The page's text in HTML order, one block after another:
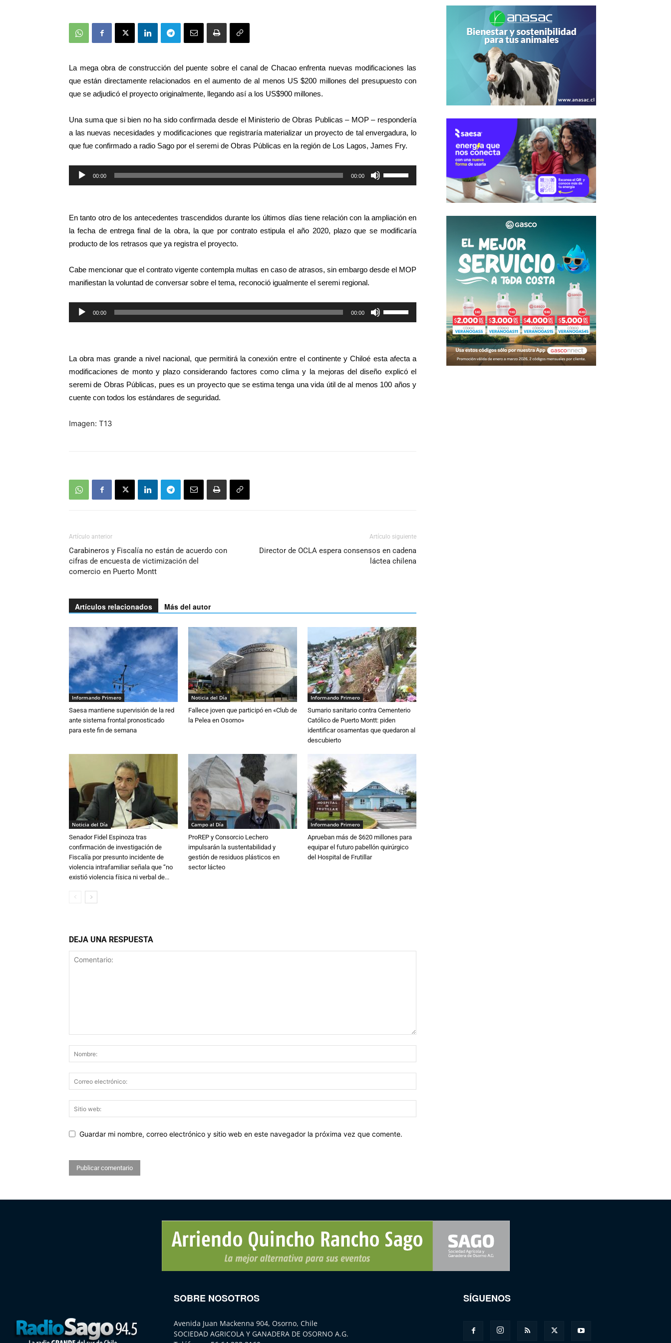
La mega obra de construcción del puente sobre el canal de Chacao enfrenta nuevas modificaciones las
que están directamente relacionados en el aumento de al menos US $200 millones del presupuesto con
que se adjudicó el proyecto originalmente, llegando así a los US$900 millones.
Una suma que si bien no ha sido confirmada desde el Ministerio de Obras Publicas – MOP – respondería
a las nuevas necesidades y modificaciones que registraría materializar un proyecto de tal envergadura, lo
que fue confirmado a radio Sago por el seremi de Obras Públicas en la región de Los Lagos, James Fry.
Reproductor
de
00:00 00:00
las
flecha
arriba/abajo
o
el
volumen.
En tanto otro de los antecedentes trascendidos durante los últimos días tiene relación con la ampliación en
la fecha de entrega final de la obra, la que por contrato estipula el año 2020, plazo que se modificaría
producto de los retrasos que ya registra el proyecto.
Cabe mencionar que el contrato vigente contempla multas en caso de atrasos, sin embargo desde el MOP
manifiestan la voluntad de conversar sobre el tema, reconoció igualmente el seremi regional.
Reproductor
de
00:00 00:00
las
flecha
arriba/abajo
para
La obra mas grande a nivel nacional, que permitirá la conexión entre el continente y Chiloé esta afecta a
modificaciones de monto y plazo considerando factores como clima y la mejoras del diseño explicó el
seremi de Obras Públicas, pues es un proyecto que se estima tenga una vida útil de al menos 100 años y
cuente con todos los estándares de seguridad.
Imagen: T13
Artículo anterior
Carabineros y Fiscalía no están de acuerdo con
cifras de encuesta de victimización del
comercio en Puerto Montt
Artículo siguiente
Director de OCLA espera consensos en cadena
láctea chilena
Artículos relacionados Más del autor
Informando Primero
Saesa mantiene supervisión de la red
ante sistema frontal pronosticado
para este fin de semana
Noticia del Día
Fallece joven que participó en «Club de
la Pelea en Osorno»
Informando Primero
Sumario sanitario contra Cementerio
Católico de Puerto Montt: piden
identificar osamentas que quedaron al
descubierto
Noticia del Día
Senador Fidel Espinoza tras
confirmación de investigación de
Fiscalía por presunto incidente de
violencia intrafamiliar señala que “no
existió violencia física ni verbal de...
Campo al Día
ProREP y Consorcio Lechero
impulsarán la sustentabilidad y
gestión de residuos plásticos en
sector lácteo
Informando Primero
Aprueban más de $620 millones para
equipar el futuro pabellón quirúrgico
del Hospital de Frutillar
DEJA UNA RESPUESTA
Guardar mi nombre, correo electrónico y sitio web en este navegador la próxima vez que comente.
SOBRE NOSOTROS
Avenida Juan Mackenna 904, Osorno, Chile
SOCIEDAD AGRICOLA Y GANADERA DE OSORNO A.G.
SÍGUENOS